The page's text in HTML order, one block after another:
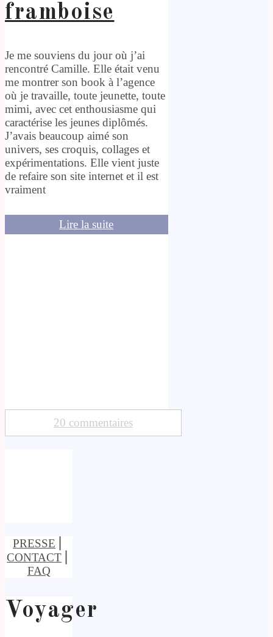
framboise
Je me souviens du jour où j’ai
rencontré Camille. Elle était venu
me montrer son book à l’agence
où je travaille, toute jeunette, toute
mimi, avec cet enthousiasme qui
caractérise les jeunes diplômés.
J’avais beaucoup aimé son
univers, ses croquis, collages et
expérimentations. Elle vient juste
de refaire son site internet et il est
vraiment
Lire la suite
20 commentaires
PRESSE
CONTACT
FAQ
Voyager